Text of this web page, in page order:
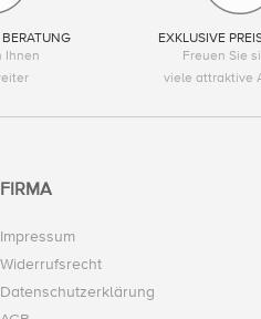
Ihnen
EXKLUSIVE
Freuen Sie
viele attraktive
FIRMA
Impressum
Widerrufsrecht
Datenschutzerklärung